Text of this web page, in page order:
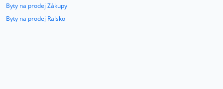
Byty na prodej Zákupy
Byty na prodej Ralsko